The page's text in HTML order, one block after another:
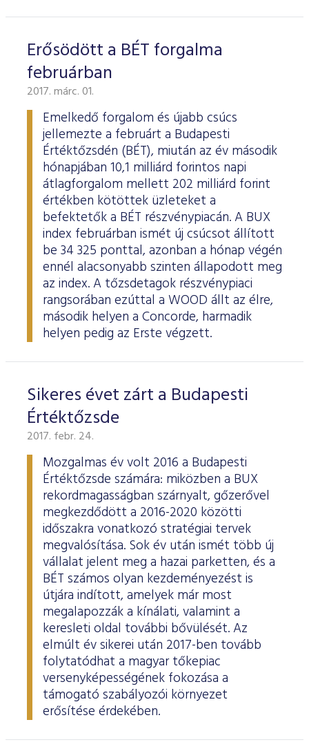
Erősödött a BÉT forgalma
februárban
2017. márc. 01.
Emelkedő forgalom és újabb csúcs
jellemezte a februárt a Budapesti
Értéktőzsdén (BÉT), miután az év második
hónapjában 10,1 milliárd forintos napi
átlagforgalom mellett 202 milliárd forint
értékben kötöttek üzleteket a
befektetők a BÉT részvénypiacán. A BUX
index februárban ismét új csúcsot állított
be 34 325 ponttal, azonban a hónap végén
ennél alacsonyabb szinten állapodott meg
az index. A tőzsdetagok részvénypiaci
rangsorában ezúttal a WOOD állt az élre,
második helyen a Concorde, harmadik
helyen pedig az Erste végzett.
Sikeres évet zárt a Budapesti
Értéktőzsde
2017. febr. 24.
Mozgalmas év volt 2016 a Budapesti
Értéktőzsde számára: miközben a BUX
rekordmagasságban szárnyalt, gőzerővel
megkezdődött a 2016-2020 közötti
időszakra vonatkozó stratégiai tervek
megvalósítása. Sok év után ismét több új
vállalat jelent meg a hazai parketten, és a
BÉT számos olyan kezdeményezést is
útjára indított, amelyek már most
megalapozzák a kínálati, valamint a
keresleti oldal további bővülését. Az
elmúlt év sikerei után 2017-ben tovább
folytatódhat a magyar tőkepiac
versenyképességének fokozása a
támogató szabályozói környezet
erősítése érdekében.